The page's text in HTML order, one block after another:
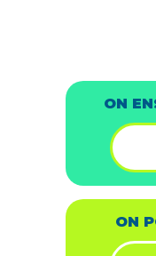
ON
ON